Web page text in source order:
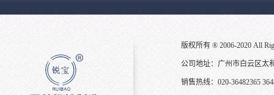
版权所有 ® 2006-2020 All
公司地址：广州市白云区太
销售热线：020-36482365